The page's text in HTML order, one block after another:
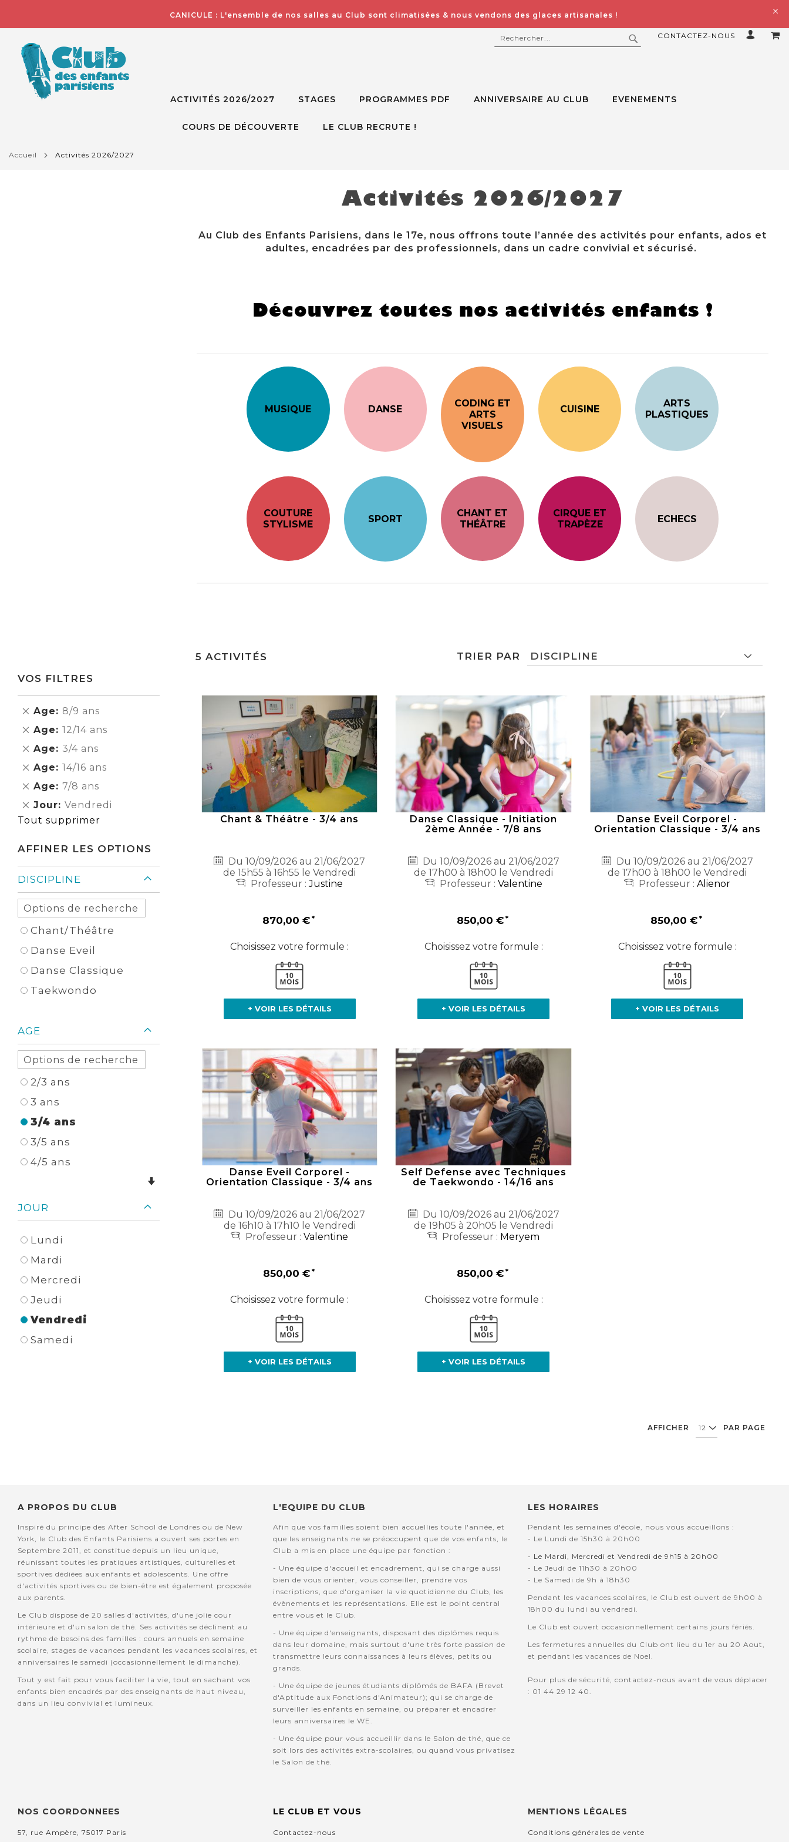
CANICULE : L'ensemble de nos salles au Club sont climatisées & nous vendons des glaces artisanales !
CONTACTEZ-NOUS
RECHERCHER
ACTIVITÉS 2026/2027 STAGES PROGRAMMES PDF ANNIVERSAIRE AU CLUB EVENEMENTS
COURS DE DÉCOUVERTE LE CLUB RECRUTE !
accueil activités 2026/2027
Activités 2026/2027
Au Club des Enfants Parisiens, dans le 17e, nous offrons toute l’année des activités pour enfants, ados et
adultes, encadrées par des professionnels, dans un cadre convivial et sécurisé.
Découvrez toutes nos activités enfants !
MUSIQUE DANSE
CODING ET
ARTS
VISUELS
CUISINE
ARTS
PLASTIQUES
COUTURE
STYLISME
SPORT
CHANT ET
THÉÂTRE
CIRQUE ET
TRAPÈZE
ECHECS
5 ACTIVITÉS TRIER PAR
Chant & Théâtre - 3/4 ans
Du 10/09/2026 au 21/06/2027
de 15h55 à 16h55 le Vendredi
Professeur :Justine
870,00 €
Choisissez votre formule :
+ VOIR LES DÉTAILS
Danse Classique - Initiation
2ème Année - 7/8 ans
Du 10/09/2026 au 21/06/2027
de 17h00 à 18h00 le Vendredi
Professeur : Valentine
850,00 €
Choisissez votre formule :
+ VOIR LES DÉTAILS
Danse Eveil Corporel -
Orientation Classique - 3/4 ans
Du 10/09/2026 au 21/06/2027
de 17h00 à 18h00 le Vendredi
Professeur :Alienor
850,00 €
Choisissez votre formule :
+ VOIR LES DÉTAILS
Danse Eveil Corporel -
Orientation Classique - 3/4 ans
Du 10/09/2026 au 21/06/2027
de 16h10 à 17h10 le Vendredi
Professeur :Valentine
850,00 €
Choisissez votre formule :
+ VOIR LES DÉTAILS
Self Defense avec Techniques
de Taekwondo - 14/16 ans
Du 10/09/2026 au 21/06/2027
de 19h05 à 20h05 le Vendredi
Professeur : Meryem
850,00 €
Choisissez votre formule :
+ VOIR LES DÉTAILS
AFFICHER PAR PAGE
VOS FILTRES
Age 8/9 ans
Supprimer
Élément
Age 12/14 ans
Supprimer
Élément
Age 3/4 ans
Supprimer
Élément
Age 14/16 ans
Supprimer
Élément
Age 7/8 ans
Supprimer
Élément
Jour Vendredi
Supprimer
cet
Tout supprimer
AFFINER LES OPTIONS
DISCIPLINE
Chant/Théâtre
Danse Eveil
Danse Classique
Taekwondo
AGE
2/3 ans
3 ans
3/4 ans
3/5 ans
4/5 ans
JOUR
Lundi
Mardi
Mercredi
Jeudi
Vendredi
Samedi
A PROPOS DU CLUB
Inspiré du principe des After School de Londres ou de New
York, le Club des Enfants Parisiens a ouvert ses portes en
Septembre 2011, et constitue depuis un lieu unique,
réunissant toutes les pratiques artistiques, culturelles et
sportives dédiées aux enfants et adolescents. Une offre
d'activités sportives ou de bien-être est également proposée
aux parents.
Le Club dispose de 20 salles d'activités, d'une jolie cour
intérieure et d'un salon de thé. Ses activités se déclinent au
rythme de besoins des familles : cours annuels en semaine
scolaire, stages de vacances pendant les vacances scolaires, et
anniversaires le samedi (occasionnellement le dimanche).
Tout y est fait pour vous faciliter la vie, tout en sachant vos
enfants bien encadrés par des enseignants de haut niveau,
dans un lieu convivial et lumineux.
L'EQUIPE DU CLUB
Afin que vos familles soient bien accuellies toute l'année, et
que les enseignants ne se préoccupent que de vos enfants, le
Club a mis en place une équipe par fonction :
- Une équipe d'accueil et encadrement, qui se charge aussi
bien de vous orienter, vous conseiller, prendre vos
inscriptions, que d'organiser la vie quotidienne du Club, les
évènements et les représentations. Elle est le point central
entre vous et le Club.
- Une équipe d'enseignants, disposant des diplômes requis
dans leur domaine, mais surtout d'une très forte passion de
transmettre leurs connaissances à leurs élèves, petits ou
grands.
- Une équipe de jeunes étudiants diplômés de BAFA (Brevet
d'Aptitude aux Fonctions d'Animateur); qui se charge de
surveiller les enfants en semaine, ou préparer et encadrer
leurs anniversaires le WE.
- Une équipe pour vous accueillir dans le Salon de thé, que ce
soit lors des activités extra-scolaires, ou quand vous privatisez
le Salon de thé.
LES HORAIRES
Pendant les semaines d'école, nous vous accueillons :
- Le Lundi de 15h30 à 20h00
- Le Mardi, Mercredi et Vendredi de 9h15 à 20h00
- Le Jeudi de 11h30 à 20h00
- Le Samedi de 9h à 18h30
Pendant les vacances scolaires, le Club est ouvert de 9h00 à
18h00 du lundi au vendredi.
Le Club est ouvert occasionnellement certains jours fériés.
Les fermetures annuelles du Club ont lieu du 1er au 20 Aout,
et pendant les vacances de Noel.
Pour plus de sécurité, contactez-nous avant de vous déplacer
: 01 44 29 12 40.
NOS COORDONNEES
57, rue Ampère, 75017 Paris
LE CLUB ET VOUS
Contactez-nous
MENTIONS LÉGALES
Conditions générales de vente